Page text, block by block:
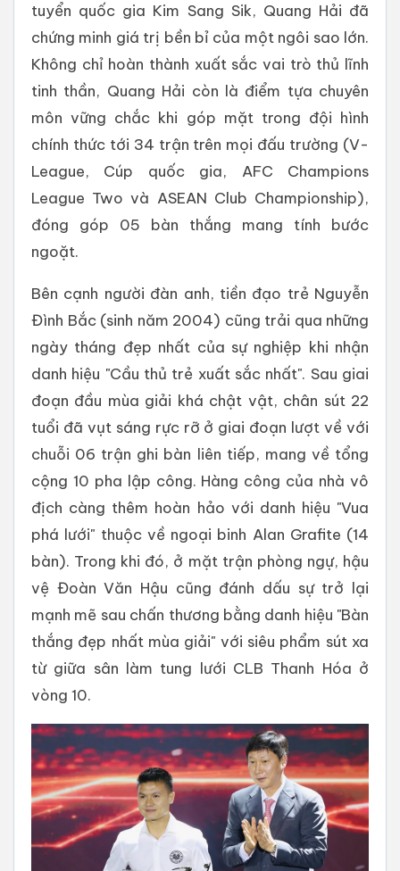
tuyển quốc gia Kim Sang Sik, Quang Hải đã
chứng minh giá trị bền bỉ của một ngôi sao lớn.
Không chỉ hoàn thành xuất sắc vai trò thủ lĩnh
tinh thần, Quang Hải còn là điểm tựa chuyên
môn vững chắc khi góp mặt trong đội hình
chính thức tới 34 trận trên mọi đấu trường (V-
League, Cúp quốc gia, AFC Champions
League Two và ASEAN Club Championship),
đóng góp 05 bàn thắng mang tính bước
ngoặt.
Bên cạnh người đàn anh, tiền đạo trẻ Nguyễn
Đình Bắc (sinh năm 2004) cũng trải qua những
ngày tháng đẹp nhất của sự nghiệp khi nhận
danh hiệu "Cầu thủ trẻ xuất sắc nhất". Sau giai
đoạn đầu mùa giải khá chật vật, chân sút 22
tuổi đã vụt sáng rực rỡ ở giai đoạn lượt về với
chuỗi 06 trận ghi bàn liên tiếp, mang về tổng
cộng 10 pha lập công. Hàng công của nhà vô
địch càng thêm hoàn hảo với danh hiệu "Vua
phá lưới" thuộc về ngoại binh Alan Grafite (14
bàn). Trong khi đó, ở mặt trận phòng ngự, hậu
vệ Đoàn Văn Hậu cũng đánh dấu sự trở lại
mạnh mẽ sau chấn thương bằng danh hiệu "Bàn
thắng đẹp nhất mùa giải" với siêu phẩm sút xa
từ giữa sân làm tung lưới CLB Thanh Hóa ở
vòng 10.